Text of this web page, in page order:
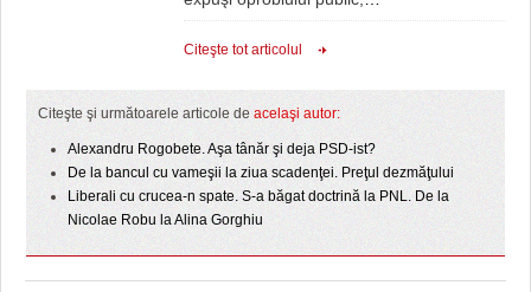
Citeşte tot articolul
Citeşte şi următoarele articole de acelaşi autor:
Alexandru Rogobete. Aşa tânăr şi deja PSD-ist?
De la bancul cu vameşii la ziua scadenţei. Preţul dezmăţului
Liberali cu crucea-n spate. S-a băgat doctrină la PNL. De la
Nicolae Robu la Alina Gorghiu